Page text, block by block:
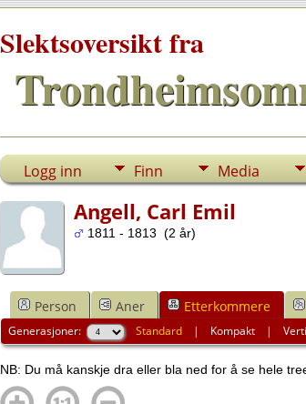
Slektsoversikt fra
Logg inn Finn Media
Angell, Carl Emil
1811 - 1813 (2 år)
Person Aner Etterkommere
Generasjoner: Standard | Kompakt |
NB: Du må kanskje dra eller bla ned for å se hele